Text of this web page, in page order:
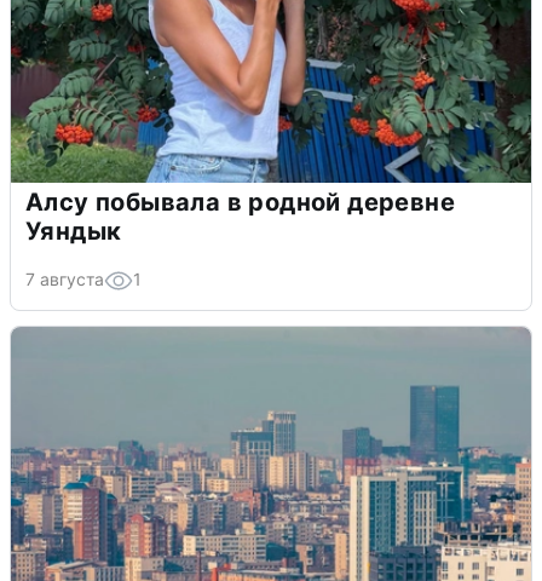
Алсу побывала в родной деревне
Уяндык
7 августа 1